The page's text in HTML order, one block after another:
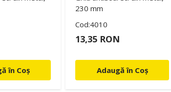
în Coș
230 mm
Cod:4010
13,35 RON
Adaugă în Coș